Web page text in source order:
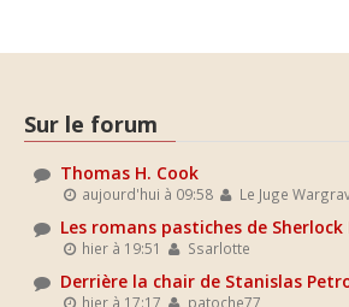
Sur le forum
Thomas H. Cook
aujourd'hui à 09:58 Le Juge
Les romans pastiches de Sherlock
hier à 19:51 Ssarlotte
Derrière la chair de Stanislas
hier à 17:17 patoche77